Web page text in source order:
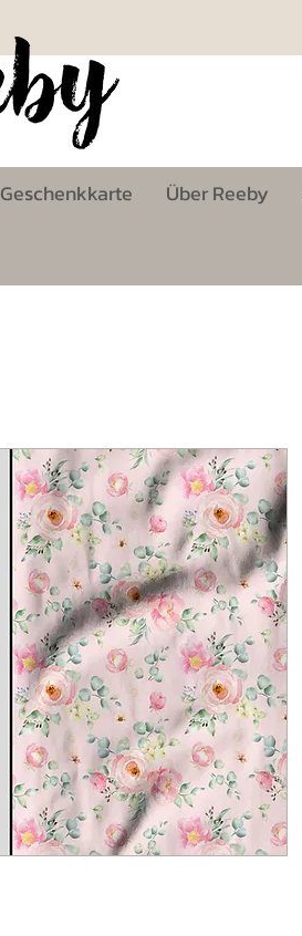
Geschenkkarte Über Reeby